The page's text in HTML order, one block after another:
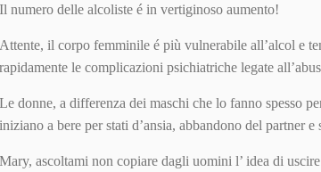
Il numero delle alcoliste é in vertiginoso aumento!
Attente, il corpo femminile é più vulnerabile all’alcol e
rapidamente le complicazioni psichiatriche legate
Le donne, a differenza dei maschi che lo fanno spesso
iniziano a bere per stati d’ansia, abbandono del partner
Mary, ascoltami non copiare dagli uomini l’ idea di